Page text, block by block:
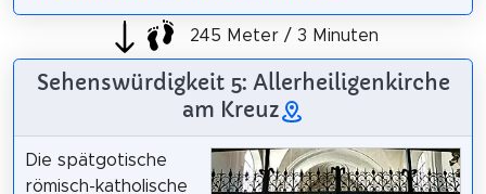
245 Meter / 3 Minuten
Sehenswürdigkeit 5: Allerheiligenkirche
am Kreuz
Die spätgotische
römisch-katholische